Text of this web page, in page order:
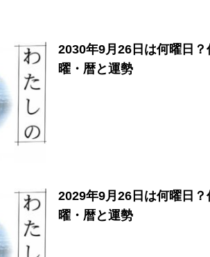
2030年9月26日は何曜日
曜・暦と運勢
2029年9月26日は何曜日
曜・暦と運勢